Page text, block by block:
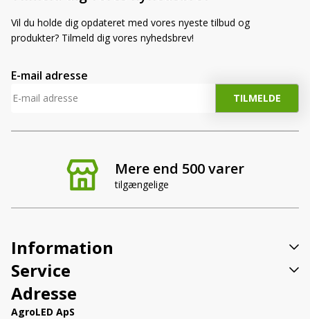
Mere end 500 varer
tilgængelige
Vil du holde dig opdateret med vores nyeste tilbud og
produkter? Tilmeld dig vores nyhedsbrev!
E-mail adresse
Information
Service
Adresse
AgroLED ApS